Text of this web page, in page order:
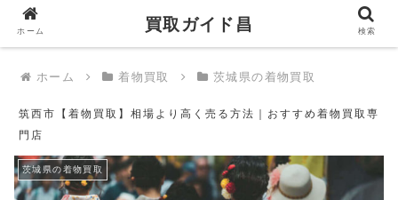
買取ガイド昌
ホーム 着物買取 茨城県の着物買取
筑西市【着物買取】相場より高く売る方法｜おすすめ着物買取専
門店
茨城県の着物買取
ホーム 買取ガイド昌 検索